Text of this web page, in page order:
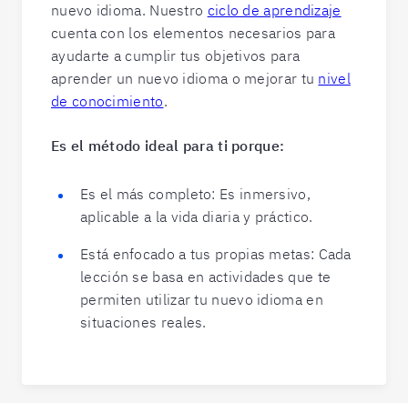
nuevo idioma. Nuestro ciclo de aprendizaje
cuenta con los elementos necesarios para
ayudarte a cumplir tus objetivos para
aprender un nuevo idioma o mejorar tu nivel
de conocimiento.
Es el método ideal para ti porque:
Es el más completo: Es inmersivo,
aplicable a la vida diaria y práctico.
Está enfocado a tus propias metas: Cada
lección se basa en actividades que te
permiten utilizar tu nuevo idioma en
situaciones reales.